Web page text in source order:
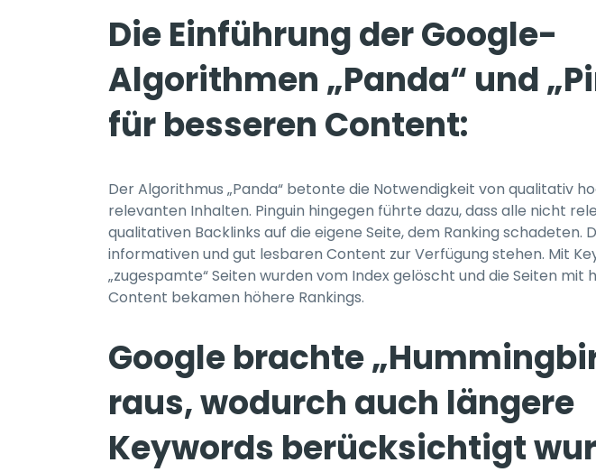
Die Einführung der Google-
Algorithmen „Panda“ und
für besseren Content:
Der Algorithmus „Panda“ betonte die Notwendigkeit von qualitativ
relevanten Inhalten. Pinguin hingegen führte dazu, dass alle nicht
qualitativen Backlinks auf die eigene Seite, dem Ranking schadeten.
informativen und gut lesbaren Content zur Verfügung stehen. Mit
„zugespamte“ Seiten wurden vom Index gelöscht und die Seiten mit
Content bekamen höhere Rankings.
Google brachte
raus, wodurch auch längere
Keywords berücksichtigt